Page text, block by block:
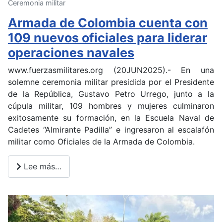
Ceremonia militar
Armada de Colombia cuenta con
109 nuevos oficiales para liderar
operaciones navales
www.fuerzasmilitares.org (20JUN2025).- En una
solemne ceremonia militar presidida por el Presidente
de la República, Gustavo Petro Urrego, junto a la
cúpula militar, 109 hombres y mujeres culminaron
exitosamente su formación, en la Escuela Naval de
Cadetes “Almirante Padilla” e ingresaron al escalafón
militar como Oficiales de la Armada de Colombia.
Lee más…